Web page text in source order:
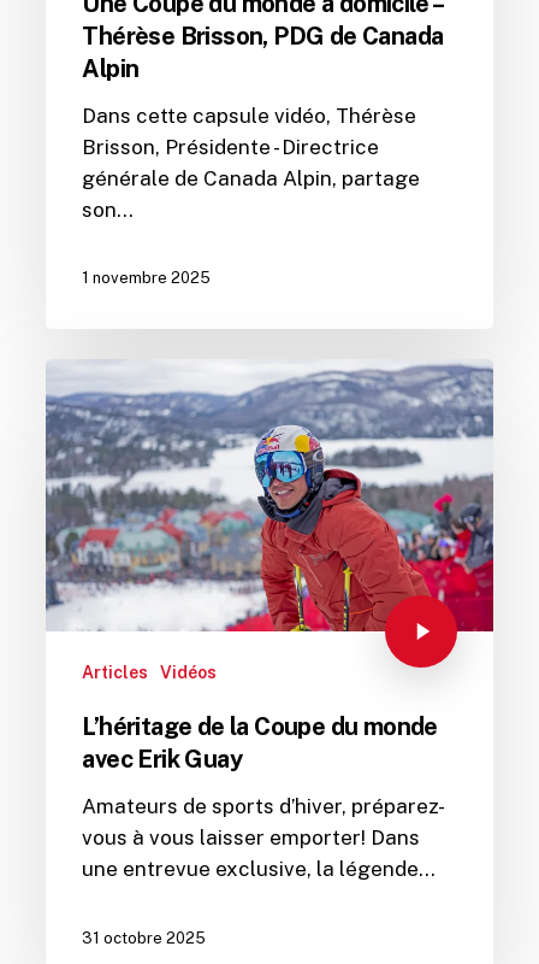
Thérèse Brisson, PDG de Canada
Alpin
Dans cette capsule vidéo, Thérèse
Brisson, Présidente - Directrice
générale de Canada Alpin, partage
son…
1 novembre 2025
Articles Vidéos
L’héritage de la Coupe du monde
avec Erik Guay
Amateurs de sports d’hiver, préparez-
vous à vous laisser emporter! Dans
une entrevue exclusive, la légende…
31 octobre 2025